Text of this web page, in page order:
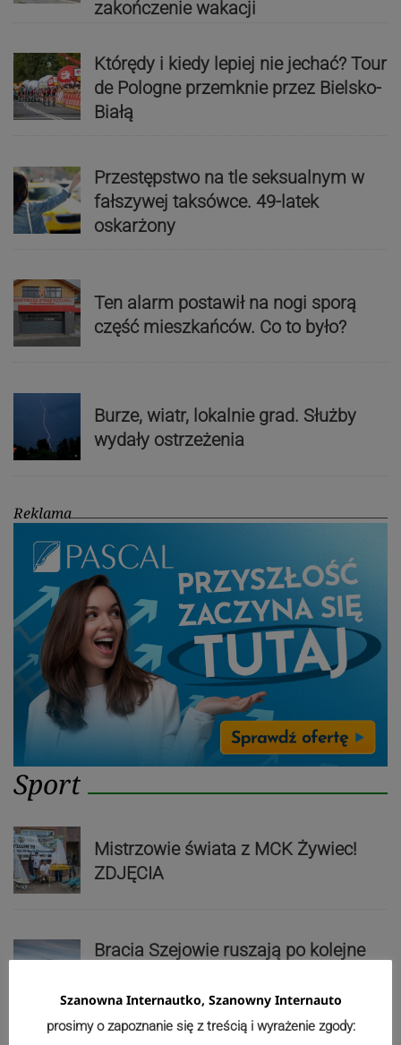
zakończenie wakacji
Którędy i kiedy lepiej nie jechać? Tour
de Pologne przemknie przez Bielsko-
Białą
Przestępstwo na tle seksualnym w
fałszywej taksówce. 49-latek
oskarżony
Ten alarm postawił na nogi sporą
część mieszkańców. Co to było?
Burze, wiatr, lokalnie grad. Służby
wydały ostrzeżenia
Reklama
Sport
Mistrzowie świata z MCK Żywiec!
ZDJĘCIA
Bracia Szejowie ruszają po kolejne
wystartują w Rajdzie Rzeszowskim
Szanowna Internautko, Szanowny Internauto
prosimy o zapoznanie się z treścią i wyrażenie zgody: